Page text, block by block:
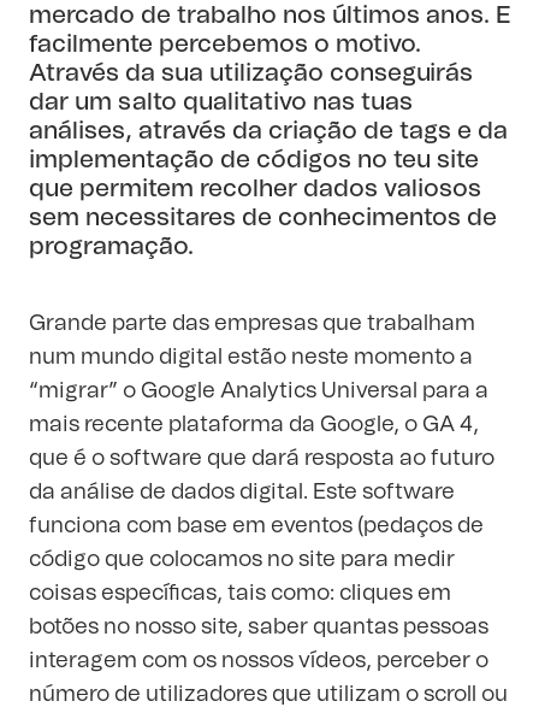
mercado de trabalho nos últimos anos. E
facilmente percebemos o motivo.
Através da sua utilização conseguirás
dar um salto qualitativo nas tuas
análises, através da criação de tags e da
implementação de códigos no teu site
que permitem recolher dados valiosos
sem necessitares de conhecimentos de
programação.
Grande parte das empresas que trabalham
num mundo digital estão neste momento a
“migrar” o Google Analytics Universal para a
mais recente plataforma da Google, o GA 4,
que é o software que dará resposta ao futuro
da análise de dados digital. Este software
funciona com base em eventos (pedaços de
código que colocamos no site para medir
coisas específicas, tais como: cliques em
botões no nosso site, saber quantas pessoas
interagem com os nossos vídeos, perceber o
número de utilizadores que utilizam o scroll ou